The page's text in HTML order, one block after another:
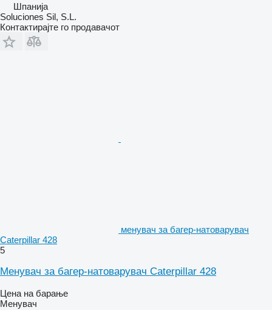
Шпанија
Soluciones Sil, S.L.
Контактирајте го продавачот
менувач за багер-натоварувач
Caterpillar 428
5
Менувач за багер-натоварувач Caterpillar 428
Цена на барање
Менувач